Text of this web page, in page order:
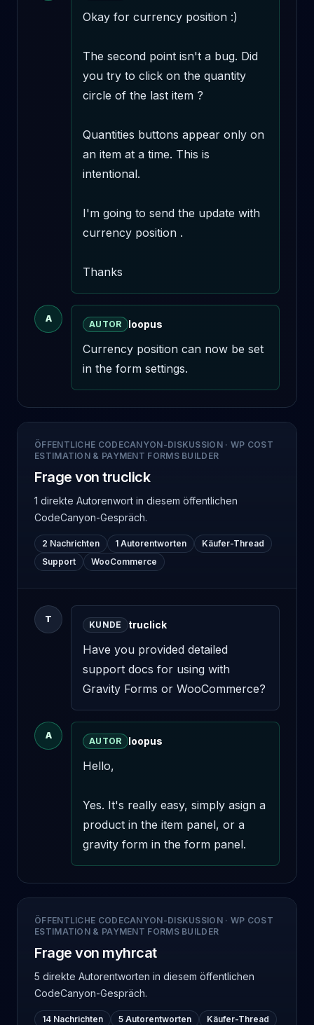
Okay for currency position :)
The second point isn't a bug. Did
you try to click on the quantity
circle of the last item ?
Quantities buttons appear only on
an item at a time. This is
intentional.
I'm going to send the update with
currency position .
Thanks
A
AUTOR loopus
Currency position can now be set
in the form settings.
ÖFFENTLICHE CODECANYON-DISKUSSION· WP COST
ESTIMATION & PAYMENT FORMS BUILDER
Frage von truclick
1 direkte Autorenwort in diesem öffentlichen
CodeCanyon-Gespräch.
2 Nachrichten 1 Autorentworten
Käufer-Thread
Support
WooCommerce
T
KUNDE truclick
Have you provided detailed
support docs for using with
Gravity Forms or WooCommerce?
A
AUTOR loopus
Hello,
Yes. It's really easy, simply asign a
product in the item panel, or a
gravity form in the form panel.
ÖFFENTLICHE CODECANYON-DISKUSSION· WP COST
ESTIMATION & PAYMENT FORMS BUILDER
Frage von myhrcat
5 direkte Autorentworten in diesem öffentlichen
CodeCanyon-Gespräch.
14 Nachrichten 5 Autorentworten
Käufer-Thread